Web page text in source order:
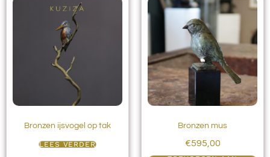
Bronzen ijsvogel op tak
LEES VERDER
Bronzen mus
€595,00